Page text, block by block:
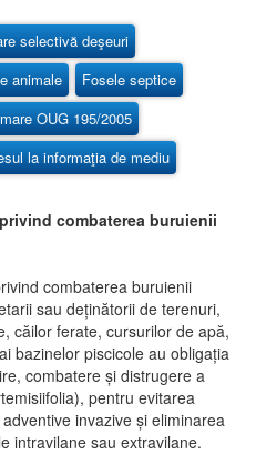
selectivă deşeuri
animale
Fosele septice
OUG 195/2005
la informaţia de mediu
combaterea buruienii
combaterea buruienii
sau deținătorii de terenuri,
căilor ferate, cursurilor de apă,
bazinelor piscicole au obligația
combatere și distrugere a
pentru evitarea
invazive și eliminarea
intravilane sau extravilane.